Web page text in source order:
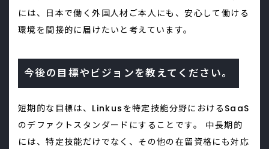
には、日本で働く外国人材ご本人にも、安心して働ける
環境を間接的に届けたいと考えています。
今後の目標やビジョンを教えてください。
短期的な目標は、Linkusを特定技能分野におけるSaaS
のデファクトスタンダードにすることです。 中長期的
には、特定技能だけでなく、その他の在留資格にも対応